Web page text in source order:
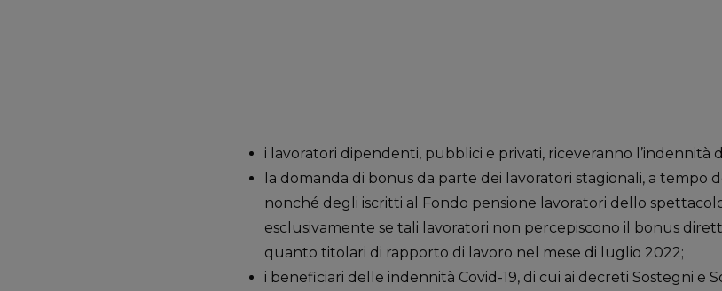
i lavoratori dipendenti, pubblici e privati, riceveranno l’indennità
la domanda di bonus da parte dei lavoratori stagionali, a
nonché degli iscritti al Fondo pensione lavoratori dello
esclusivamente se tali lavoratori non percepiscono il bonus
quanto titolari di rapporto di lavoro nel mese di luglio 2022;
i beneficiari delle indennità Covid-19, di cui ai decreti Sostegni e